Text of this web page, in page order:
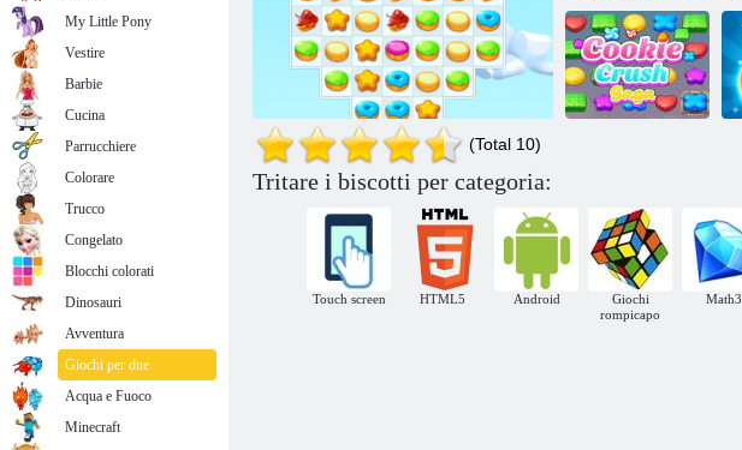
Cookie Crush 2
Saga
(Total 10)
Tritare i biscotti per categoria:
Touch screen HTML5 Android
Giochi
rompicapo
Math3
My Little Pony
Vestire
Barbie
Cucina
Parrucchiere
Colorare
Trucco
Congelato
Blocchi colorati
Dinosauri
Avventura
Giochi per due
Acqua e Fuoco
Minecraft